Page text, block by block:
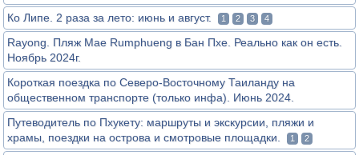
Ко Липе. 2 раза за лето: июнь и август.
1 2 3 4
Rayong. Пляж Mae Rumphueng в Бан Пхе. Реально как он есть.
Ноябрь 2024г.
Короткая поездка по Северо-Восточному Таиланду на
общественном транспорте (только инфа). Июнь 2024.
Путеводитель по Пхукету: маршруты и экскурсии, пляжи и
храмы, поездки на острова и смотровые площадки.
1 2